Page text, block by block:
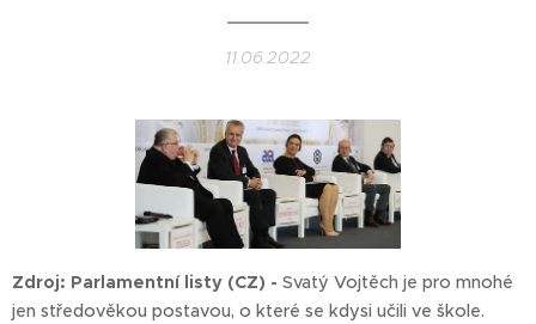
11.06.2022
Zdroj: Parlamentní listy (CZ) - Svatý Vojtěch je pro mnohé
jen středověkou postavou, o které se kdysi učili ve škole.